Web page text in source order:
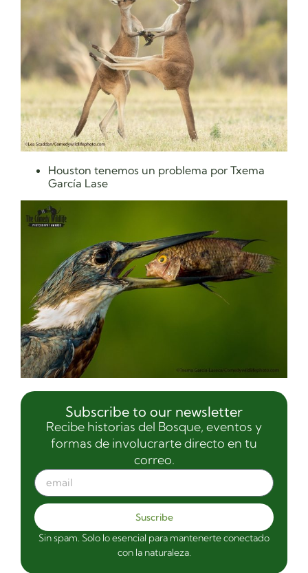
Houston tenemos un problema por Txema
García Lase
Subscribe to our newsletter
Recibe historias del Bosque, eventos y
formas de involucrarte directo en tu
correo.
Suscribe
Sin spam. Solo lo esencial para mantenerte conectado
con la naturaleza.